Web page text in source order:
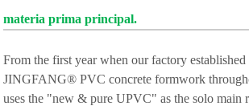
materia prima principal.
From the first year when our factory
JINGFANG® PVC concrete formwork
uses the "new & pure UPVC" as the solo main